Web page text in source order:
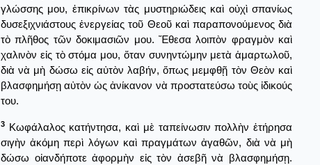
γλώσσης μου, ἐπικρίνων τὰς μυστηριώδεις καὶ οὐχὶ σπανίως
δυσεξιχνιάστους ἐνεργείας τοῦ Θεοῦ καὶ παραπονούμενος διὰ
τὸ πλῆθος τῶν δοκιμασιῶν μου. Ἔθεσα λοιπὸν φραγμὸν καὶ
χαλινὸν εἰς τὸ στόμα μου, ὅταν συνηντώμην μετὰ ἁμαρτωλοῦ,
διὰ νὰ μὴ δώσω εἰς αὐτὸν λαβήν, ὅπως μεμφθῇ τὸν Θεὸν καὶ
βλασφημήσῃ αὐτὸν ὡς ἀνίκανον νὰ προστατεύσω τοὺς ἰδικούς
του.
3 Κωφάλαλος κατήντησα, καὶ μὲ ταπείνωσιν πολλὴν ἐτήρησα
σιγὴν ἀκόμη περὶ λόγων καὶ πραγμάτων ἀγαθῶν, διὰ νὰ μὴ
δώσω οἰανδήποτε ἀφορμὴν εἰς τὸν ἀσεβῆ νὰ βλασφημήσῃ.